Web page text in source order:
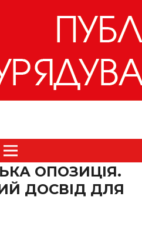
ОПОЗИЦІЯ.
ДОСВІД ДЛЯ